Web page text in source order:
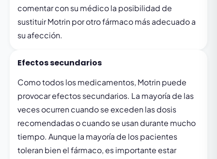
comentar con su médico la posibilidad de
sustituir Motrin por otro fármaco más adecuado a
su afección.
Efectos secundarios
Como todos los medicamentos, Motrin puede
provocar efectos secundarios. La mayoría de las
veces ocurren cuando se exceden las dosis
recomendadas o cuando se usan durante mucho
tiempo. Aunque la mayoría de los pacientes
toleran bien el fármaco, es importante estar